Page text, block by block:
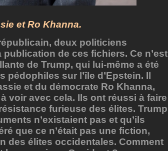
et Ro Khanna.
deux politiciens
de ces fichiers. Ce n’est
de Trump, qui lui-même a été
sur l’île d’Epstein. Il
et du démocrate Ro Khanna,
voir avec cela. Ils ont réussi à faire
furieuse des élites. Trump
n’existaient pas et qu’ils
que ce n’était pas une fiction,
des élites occidentales. Comment